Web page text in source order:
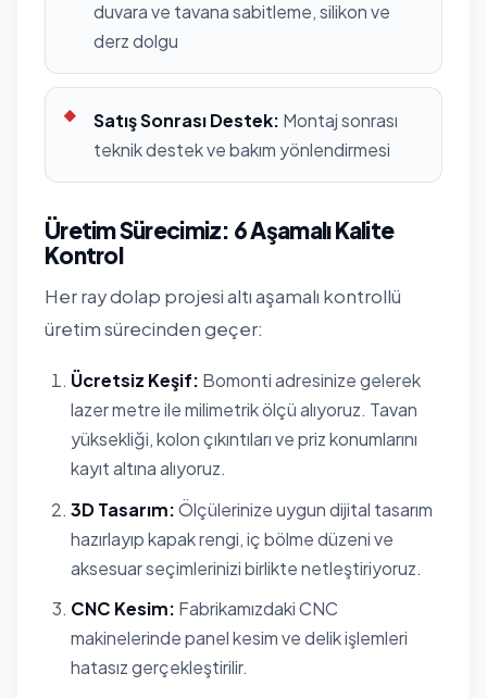
duvara ve tavana sabitleme, silikon ve
derz dolgu
Satış Sonrası Destek: Montaj sonrası
teknik destek ve bakım yönlendirmesi
Üretim Sürecimiz: 6 Aşamalı Kalite
Kontrol
Her ray dolap projesi altı aşamalı kontrollü
üretim sürecinden geçer:
Ücretsiz Keşif: Bomonti adresinize gelerek
lazer metre ile milimetrik ölçü alıyoruz. Tavan
yüksekliği, kolon çıkıntıları ve priz konumlarını
kayıt altına alıyoruz.
3D Tasarım:Ölçülerinize uygun dijital tasarım
hazırlayıp kapak rengi, iç bölme düzeni ve
aksesuar seçimlerinizi birlikte netleştiriyoruz.
CNC Kesim: Fabrikamızdaki CNC
makinelerinde panel kesim ve delik işlemleri
hatasız gerçekleştirilir.